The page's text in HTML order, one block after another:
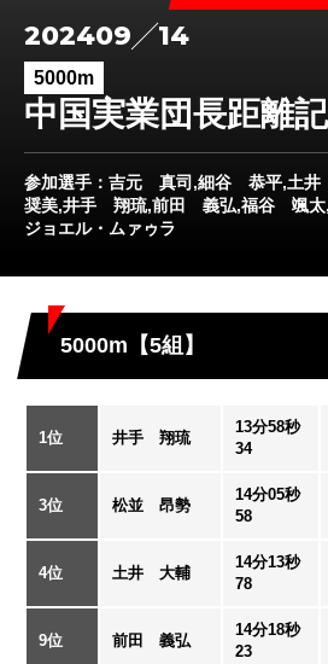
202409 14
5000m
中国実業団長距離
参加選手 ：吉元 真司,細谷 恭平,土
奨美,井手 翔琉,前田 義弘,福谷 颯
ジョエル・ムァゥラ
5000m【5組】
1位 井手 翔琉
13分58秒
34
3位 松並 昂勢
14分05秒
58
4位 土井 大輔
14分13秒
78
9位 前田 義弘
14分18秒
23